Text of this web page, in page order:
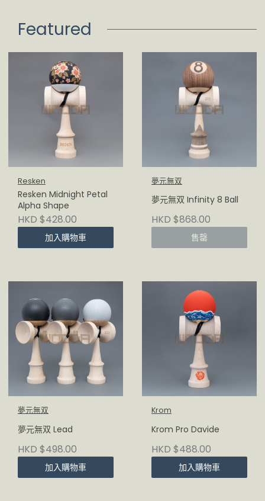
Featured
Resken
Resken Midnight Petal
Alpha Shape
HKD $428.00
加入購物車
夢元無双
夢元無双 Infinity 8 Ball
HKD $868.00
售罄
夢元無双
夢元無双 Lead
HKD $498.00
加入購物車
Krom
Krom Pro Davide
HKD $488.00
加入購物車